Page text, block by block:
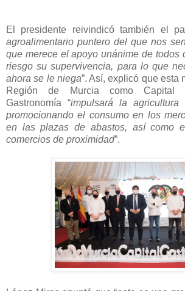
El presidente reivindicó también el
agroalimentario puntero del que nos
que merece el apoyo unánime de todos
riesgo su supervivencia, para lo que
ahora se le niega”. Así, explicó que esta
Región de Murcia como Capital
Gastronomía “impulsará la agricultura
promocionando el consumo en los
en las plazas de abastos, así como
comercios de proximidad”.